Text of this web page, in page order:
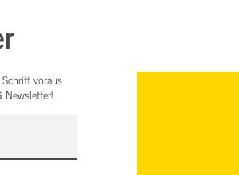
voraus
Newsletter!